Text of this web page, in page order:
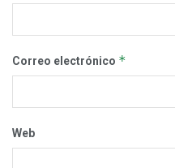
Correo electrónico *
Web